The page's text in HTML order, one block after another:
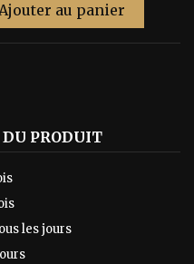
au panier
PRODUIT
les jours